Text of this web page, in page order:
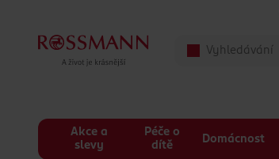
Akce a
slevy
Péče o
dítě
Domácnost